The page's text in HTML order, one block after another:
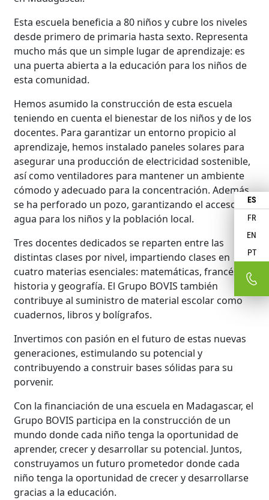
ES
FR
EN
PT
Esta escuela beneficia a 80 niños y cubre los niveles
desde primero de primaria hasta sexto. Representa
mucho más que un simple lugar de aprendizaje: es
una puerta abierta a la educación para los niños de
esta comunidad.
Hemos asumido la construcción de esta escuela
teniendo en cuenta el bienestar de los niños y de los
docentes. Para garantizar un entorno propicio al
aprendizaje, hemos instalado paneles solares para
asegurar una producción de electricidad sostenible,
así como ventiladores para mantener un ambiente
cómodo y adecuado para la concentración. Además,
se ha perforado un pozo, garantizando el acceso al
agua para los niños y la población local.
Tres docentes dedicados se reparten entre las
distintas clases por nivel, impartiendo clases en
cuatro materias esenciales: matemáticas, francés,
historia y geografía. El Grupo BOVIS también
contribuye al suministro de material escolar como
cuadernos, libros y bolígrafos.
Invertimos con pasión en el futuro de estas nuevas
generaciones, estimulando su potencial y
contribuyendo a construir bases sólidas para su
porvenir.
Con la financiación de una escuela en Madagascar, el
Grupo BOVIS participa en la construcción de un
mundo donde cada niño tenga la oportunidad de
aprender, crecer y desarrollar su potencial. Juntos,
construyamos un futuro prometedor donde cada
niño tenga la oportunidad de crecer y desarrollarse
gracias a la educación.